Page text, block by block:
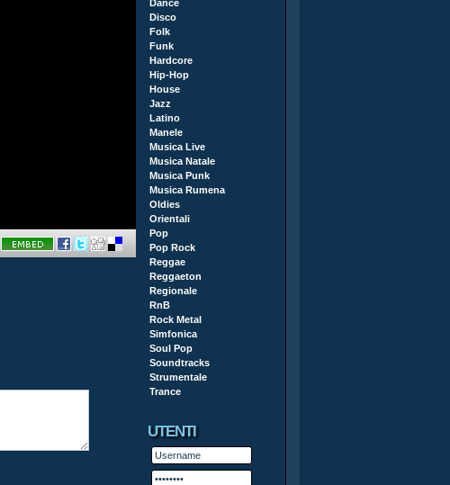
Dance
Disco
Folk
Funk
Hardcore
Hip-Hop
House
Jazz
Latino
Manele
Musica Live
Musica Natale
Musica Punk
Musica Rumena
Oldies
Orientali
Pop
Pop Rock
Reggae
Reggaeton
Regionale
RnB
Rock Metal
Simfonica
Soul Pop
Soundtracks
Strumentale
Trance
UTENTI